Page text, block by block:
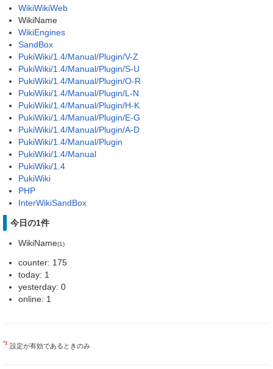
WikiWikiWeb
WikiName
WikiEngines
SandBox
PukiWiki/1.4/Manual/Plugin/V-Z
PukiWiki/1.4/Manual/Plugin/S-U
PukiWiki/1.4/Manual/Plugin/O-R
PukiWiki/1.4/Manual/Plugin/L-N
PukiWiki/1.4/Manual/Plugin/H-K
PukiWiki/1.4/Manual/Plugin/E-G
PukiWiki/1.4/Manual/Plugin/A-D
PukiWiki/1.4/Manual/Plugin
PukiWiki/1.4/Manual
PukiWiki/1.4
PukiWiki
PHP
InterWikiSandBox
今日の1件
WikiName(1)
counter: 175
today: 1
yesterday: 0
online: 1
*1 設定が有効であるときのみ